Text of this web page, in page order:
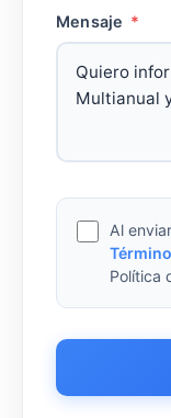
Mensaje *
Al
Política